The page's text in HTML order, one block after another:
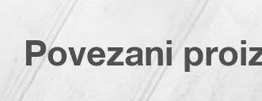
Povezani